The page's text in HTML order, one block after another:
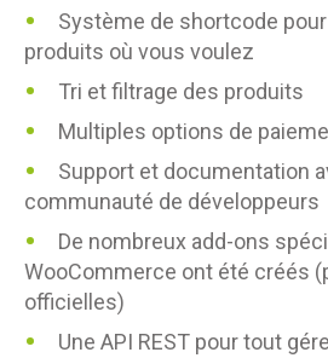
Système de shortcode
produits où vous voulez
Tri et filtrage des produits
Multiples options de
Support et documentation
communauté de développeurs
De nombreux add-ons
WooCommerce ont été créés
officielles)
Une API REST pour tout